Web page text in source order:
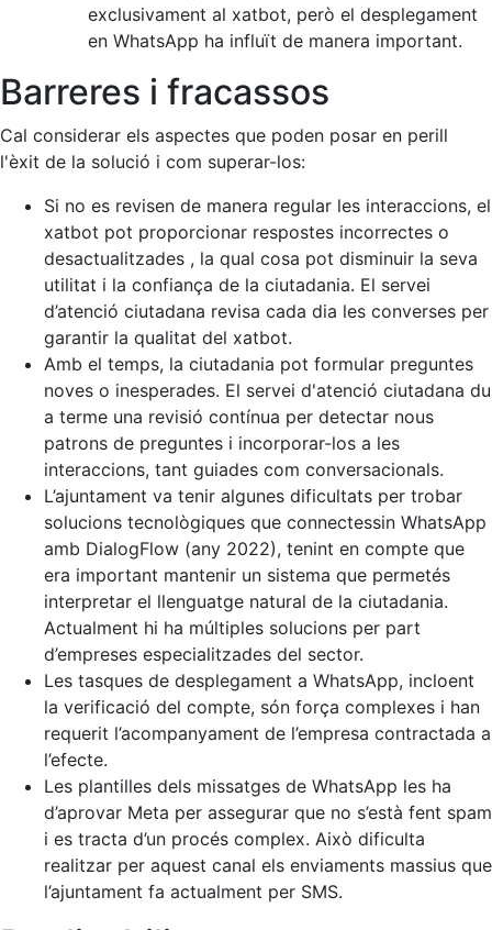
exclusivament al xatbot, però el desplegament
en WhatsApp ha influït de manera important.
Barreres i fracassos
Cal considerar els aspectes que poden posar en perill
l'èxit de la solució i com superar-los:
Si no es revisen de manera regular les interaccions, el
xatbot pot proporcionar respostes incorrectes o
desactualitzades , la qual cosa pot disminuir la seva
utilitat i la confiança de la ciutadania. El servei
d’atenció ciutadana revisa cada dia les converses per
garantir la qualitat del xatbot.
Amb el temps, la ciutadania pot formular preguntes
noves o inesperades. El servei d'atenció ciutadana du
a terme una revisió contínua per detectar nous
patrons de preguntes i incorporar-los a les
interaccions, tant guiades com conversacionals.
L’ajuntament va tenir algunes dificultats per trobar
solucions tecnològiques que connectessin WhatsApp
amb DialogFlow (any 2022), tenint en compte que
era important mantenir un sistema que permetés
interpretar el llenguatge natural de la ciutadania.
Actualment hi ha múltiples solucions per part
d’empreses especialitzades del sector.
Les tasques de desplegament a WhatsApp, incloent
la verificació del compte, són força complexes i han
requerit l’acompanyament de l’empresa contractada a
l’efecte.
Les plantilles dels missatges de WhatsApp les ha
d’aprovar Meta per assegurar que no s’està fent spam
i es tracta d’un procés complex. Això dificulta
realitzar per aquest canal els enviaments massius que
l’ajuntament fa actualment per SMS.